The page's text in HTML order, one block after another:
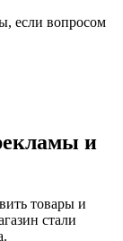
если вопросом
и
товары и
стали